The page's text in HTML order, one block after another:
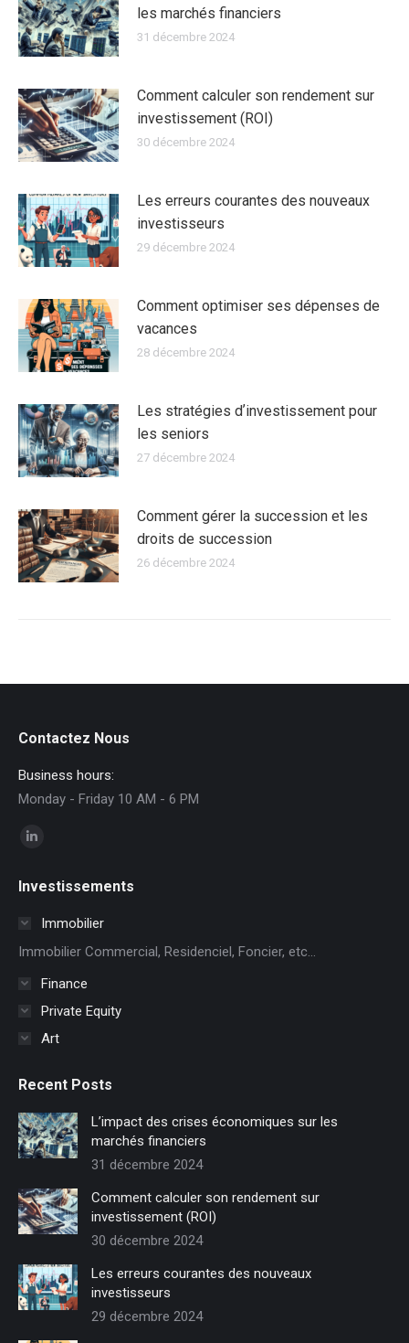
les marchés financiers
31 décembre 2024
Comment calculer son rendement sur
investissement (ROI)
30 décembre 2024
Les erreurs courantes des nouveaux
investisseurs
29 décembre 2024
Comment optimiser ses dépenses de
vacances
28 décembre 2024
Les stratégies dʼinvestissement pour
les seniors
27 décembre 2024
Comment gérer la succession et les
droits de succession
26 décembre 2024
Contactez Nous
Business hours:
Monday - Friday 10 AM - 6 PM
Trouvez nous sur :
LinkedIn
s'ouvre
nouvelle
fenêtre
Investissements
Immobilier
Immobilier Commercial, Residenciel, Foncier, etc...
Finance
Private Equity
Art
Recent Posts
L’impact des crises économiques sur les
marchés financiers
31 décembre 2024
Comment calculer son rendement sur
investissement (ROI)
30 décembre 2024
Les erreurs courantes des nouveaux
investisseurs
29 décembre 2024